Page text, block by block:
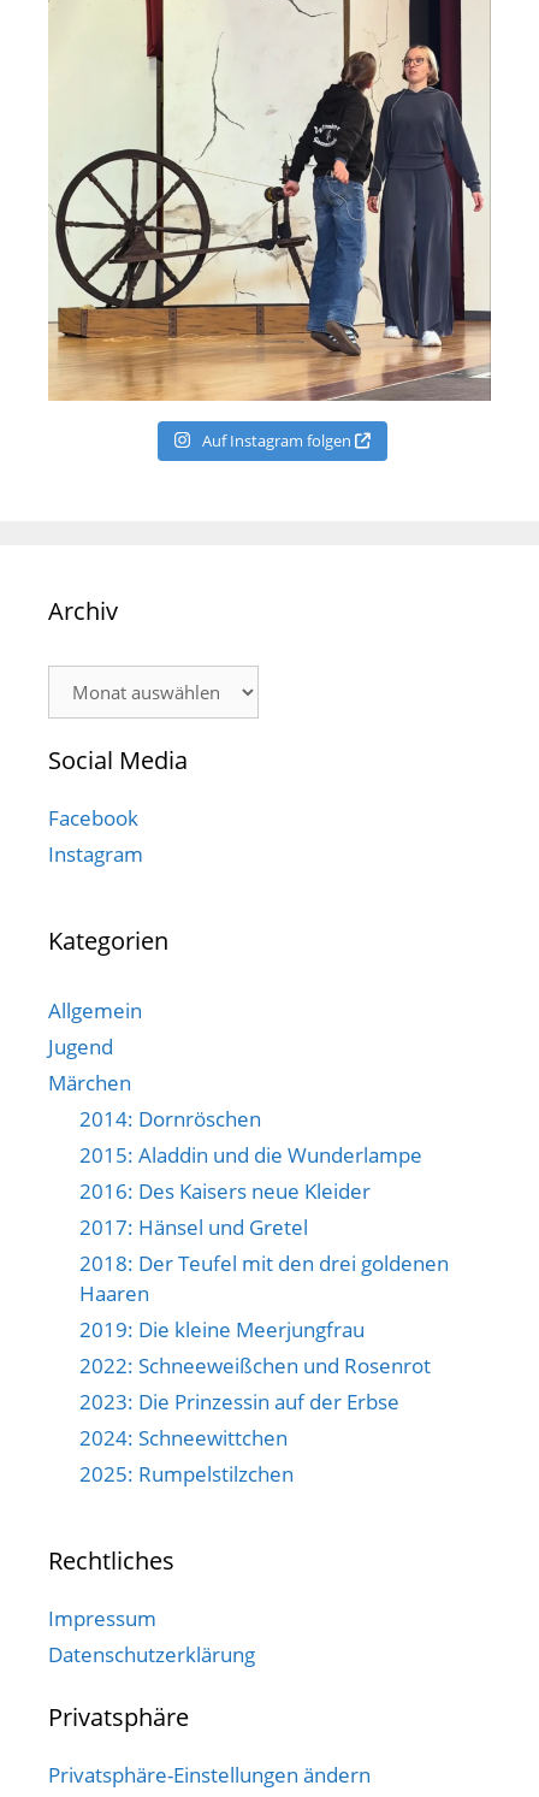
Auf Instagram folgen
Archiv
Social Media
Facebook
Instagram
Kategorien
Allgemein
Jugend
Märchen
2014: Dornröschen
2015: Aladdin und die Wunderlampe
2016: Des Kaisers neue Kleider
2017: Hänsel und Gretel
2018: Der Teufel mit den drei goldenen
Haaren
2019: Die kleine Meerjungfrau
2022: Schneeweißchen und Rosenrot
2023: Die Prinzessin auf der Erbse
2024: Schneewittchen
2025: Rumpelstilzchen
Rechtliches
Impressum
Datenschutzerklärung
Privatsphäre
Privatsphäre-Einstellungen ändern